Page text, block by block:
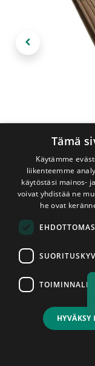
Lämpökäsitelty
17x118 mm
Piilokiinnityspontti
Karavan
on
ja varjon
Tämä
Käytämme
liikenteemme
käytöstäsi mainos-
voivat yhdistää ne
he ovat
HYVÄKSY